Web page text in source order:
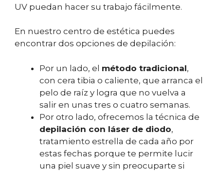
UV puedan hacer su trabajo fácilmente.
En nuestro centro de estética puedes
encontrar dos opciones de depilación:
Por un lado, el método tradicional,
con cera tibia o caliente, que arranca el
pelo de raíz y logra que no vuelva a
salir en unas tres o cuatro semanas.
Por otro lado, ofrecemos la técnica de
depilación con láser de diodo,
tratamiento estrella de cada año por
estas fechas porque te permite lucir
una piel suave y sin preocuparte si